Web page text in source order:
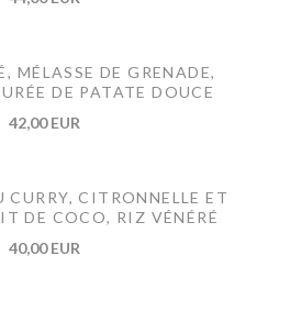
MÉLASSE DE GRENADE,
DE PATATE DOUCE
42,00 EUR
CURRY, CITRONNELLE ET
DE COCO, RIZ VÉNÉRÉ
40,00 EUR